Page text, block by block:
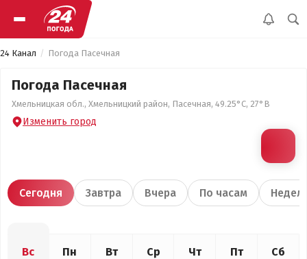
24 Канал Погода Пасечная
Погода Пасечная
Хмельницкая обл., Хмельницкий район, Пасечная, 49.25°С, 27°В
Изменить город
Сегодня Завтра Вчера По часам
Вс Пн Вт Ср Чт Пт Сб